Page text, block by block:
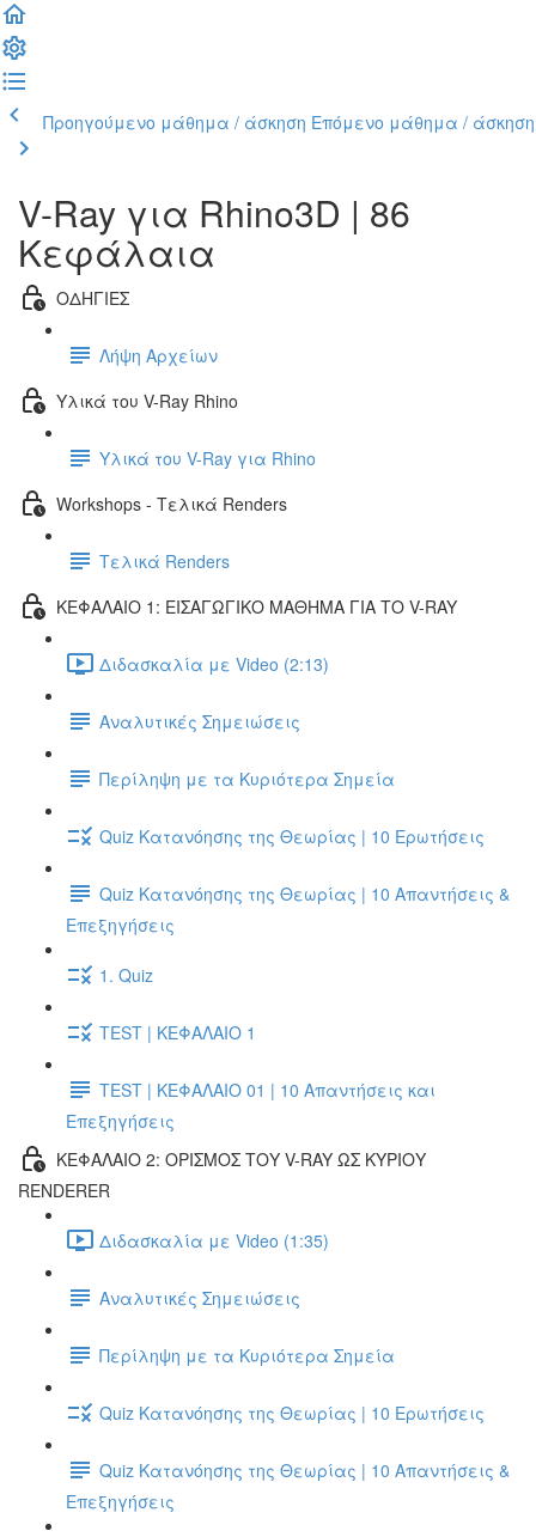
Προηγούμενο μάθημα / άσκηση Επόμενο μάθημα / άσκηση
V-Ray για Rhino3D | 86
Κεφάλαια
ΟΔΗΓΙΕΣ
Λήψη Αρχείων
Υλικά του V-Ray Rhino
Υλικά του V-Ray για Rhino
Workshops - Τελικά Renders
Τελικά Renders
ΚΕΦΑΛΑΙΟ 1: ΕΙΣΑΓΩΓΙΚΟ ΜΑΘΗΜΑ ΓΙΑ ΤΟ V-RAY
Διδασκαλία με Video (2:13)
Αναλυτικές Σημειώσεις
Περίληψη με τα Κυριότερα Σημεία
Quiz Κατανόησης της Θεωρίας | 10 Ερωτήσεις
Quiz Κατανόησης της Θεωρίας | 10 Απαντήσεις &
Επεξηγήσεις
1. Quiz
TEST | ΚΕΦΑΛΑΙΟ 1
TEST | ΚΕΦΑΛΑΙΟ 01 | 10 Απαντήσεις και
Επεξηγήσεις
ΚΕΦΑΛΑΙΟ 2: ΟΡΙΣΜΟΣ ΤΟΥ V-RAY ΩΣ ΚΥΡΙΟΥ
RENDERER
Διδασκαλία με Video (1:35)
Αναλυτικές Σημειώσεις
Περίληψη με τα Κυριότερα Σημεία
Quiz Κατανόησης της Θεωρίας | 10 Ερωτήσεις
Quiz Κατανόησης της Θεωρίας | 10 Απαντήσεις &
Επεξηγήσεις